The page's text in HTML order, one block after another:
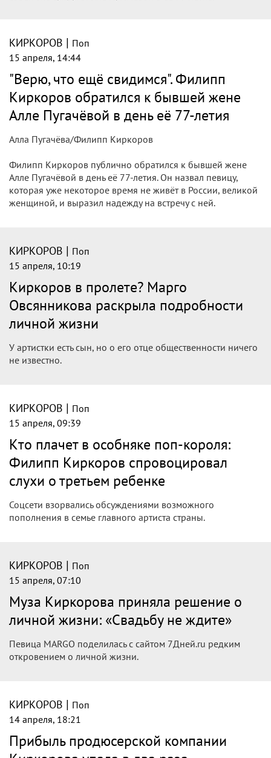
КИРКОРОВ|Поп
15 апреля, 14:59
Киркоров обратился к Пугачевой в
день ее рождения
Народный артист России Филипп Киркоров обратился к
Алле Пугачевой в день рождения певицы.
Соответствующий пост он разместил в Instagram
(принадлежит компании Meta, признанной
экстремистской организацией и запрещенной в РФ).
КИРКОРОВ | Поп
15 апреля, 14:50
«Огромная часть жизни»: Киркоров
нежно обратился к Пугачевой в ее день
рождения
Российский певец Филипп Киркоров нежно обратился к
своей экс-супруге Алле Пугачевой в ее 77-летие.
КИРКОРОВ | Поп
15 апреля, 14:44
"Верю, что ещё свидимся". Филипп
Киркоров обратился к бывшей жене
Алле Пугачёвой в день её 77-летия
Алла Пугачёва/Филипп Киркоров
которая уже некоторое время не живёт в России, великой
женщиной, и выразил надежду на встречу с ней.
КИРКОРОВ|Поп
15 апреля, 10:19
Киркоров в пролете? Марго
личной жизни
У артистки есть сын, но о его отце общественности ничего
не известно.